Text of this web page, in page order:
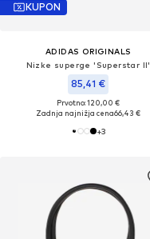
KUPON
ADIDAS ORIGINALS
Nizke superge 'Superstar II'
85,41 €
Prvotno: 120,00 €
Zadnja najnižja cena66,43 €
+3